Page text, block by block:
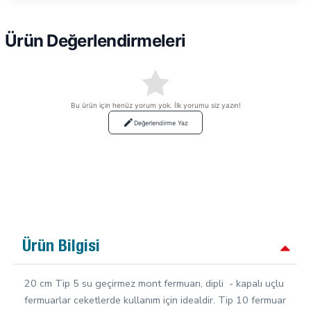
Ürün Değerlendirmeleri
Bu ürün için henüz yorum yok. İlk yorumu siz yazın!
Değerlendirme Yaz
Ürün Bilgisi
20 cm Tip 5 su geçirmez mont fermuarı, dipli - kapalı uçlu
fermuarlar ceketlerde kullanım için idealdir. Tip 10 fermuar